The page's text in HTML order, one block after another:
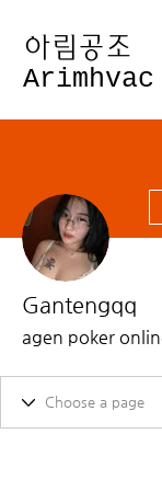
​아림공조
Arimhvac
Gantengqq
agen poker